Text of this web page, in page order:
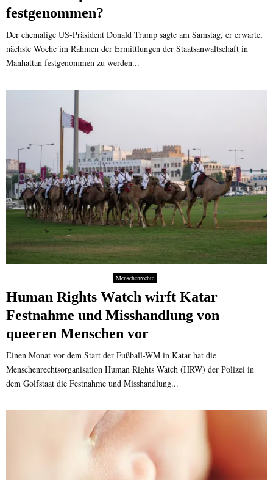
festgenommen?
Der ehemalige US-Präsident Donald Trump sagte am Samstag, er erwarte,
nächste Woche im Rahmen der Ermittlungen der Staatsanwaltschaft in
Manhattan festgenommen zu werden...
Menschenrechte
Human Rights Watch wirft Katar
Festnahme und Misshandlung von
queeren Menschen vor
Einen Monat vor dem Start der Fußball-WM in Katar hat die
Menschenrechtsorganisation Human Rights Watch (HRW) der Polizei in
dem Golfstaat die Festnahme und Misshandlung...